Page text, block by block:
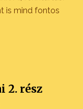
is mind fontos
2. rész